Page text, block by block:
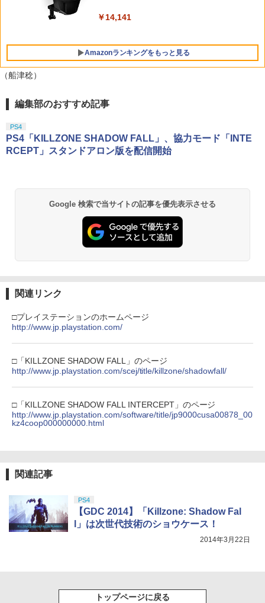
￥2,880
5 Nintendo Switch 2 ACアダプター
上手の若君 12 (完全生産限定版)【Blu-
[ 松井優征 ]
￥7,150
￥10,737
￥14,141
Amazonランキングをもっと見る
1
劇場版「鬼滅の刃」無限城編 第一章 猗
￥3,982
2
劇場版「鬼滅の刃」無限城編 第一章 猗
窩座再来 通常版 [DVD]
カー特典:【坤と離】二振りの剣、十翼よ
り来たる！スタジオ描き下ろしイラスト
ボード付) [Blu-ray]
窩座再来 完全生産限定版 [Blu-ray]
￥8,589
（船津稔）
編集部のおすすめ記事
PS4
PS4「KILLZONE SHADOW FALL」、協力モード「INTE
RCEPT」スタンドアロン版を配信開始
Google 検索で当サイトの記事を優先表示させる
関連リンク
□プレイステーションのホームページ
http://www.jp.playstation.com/
□「KILLZONE SHADOW FALL」のページ
http://www.jp.playstation.com/scej/title/killzone/shadowfall/
□「KILLZONE SHADOW FALL INTERCEPT」のページ
http://www.jp.playstation.com/software/title/jp9000cusa00878_00
kz4coop000000000.html
関連記事
PS4
【GDC 2014】「Killzone: Shadow Fal
l」は次世代技術のショウケース！
2014年3月22日
トップページに戻る